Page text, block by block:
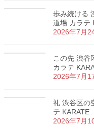
歩み続ける
道場 カラテ
2026年7月
この先 渋谷
カラテ
2026年7月
礼 渋谷区の
テ KARATE
2026年7月